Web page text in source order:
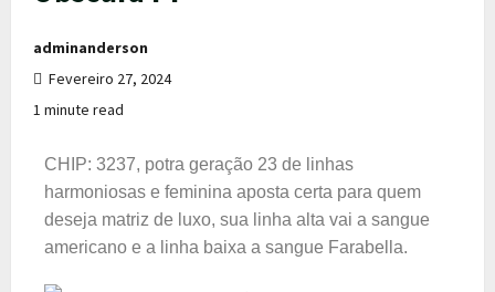
adminanderson
Fevereiro 27, 2024
1 minute read
CHIP: 3237, potra geração 23 de linhas
harmoniosas e feminina aposta certa para quem
deseja matriz de luxo, sua linha alta vai a sangue
americano e a linha baixa a sangue Farabella.